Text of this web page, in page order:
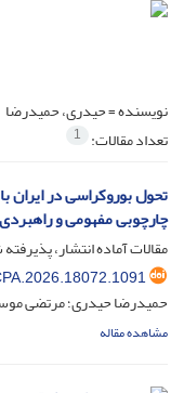
نویسنده =حیدری، حمیدرضا
تعداد مقالات: 1
تحول بوروکراسی در ایران
چارچوبی مفهومی و راهبردی
مقالات آماده انتشار،
حمیدرضا حیدری؛ مرتضی
مشاهده مقاله